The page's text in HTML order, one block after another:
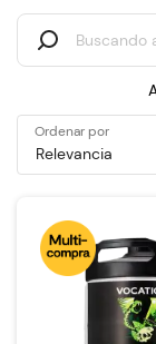
Ordenar por